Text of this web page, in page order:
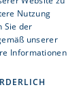
Nutzung
Sie der
unserer
Informationen